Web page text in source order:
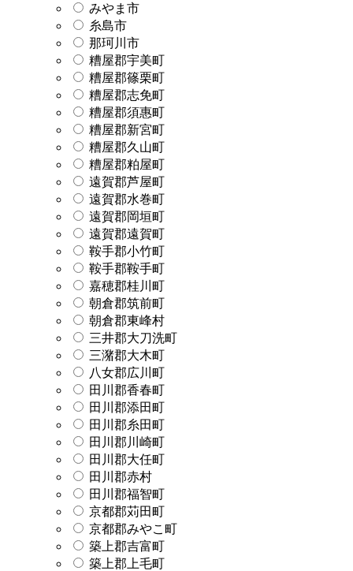
みやま市
糸島市
那珂川市
糟屋郡宇美町
糟屋郡篠栗町
糟屋郡志免町
糟屋郡須惠町
糟屋郡新宮町
糟屋郡久山町
糟屋郡粕屋町
遠賀郡芦屋町
遠賀郡水巻町
遠賀郡岡垣町
遠賀郡遠賀町
鞍手郡小竹町
鞍手郡鞍手町
嘉穂郡桂川町
朝倉郡筑前町
朝倉郡東峰村
三井郡大刀洗町
三潴郡大木町
八女郡広川町
田川郡香春町
田川郡添田町
田川郡糸田町
田川郡川崎町
田川郡大任町
田川郡赤村
田川郡福智町
京都郡苅田町
京都郡みやこ町
築上郡吉富町
築上郡上毛町